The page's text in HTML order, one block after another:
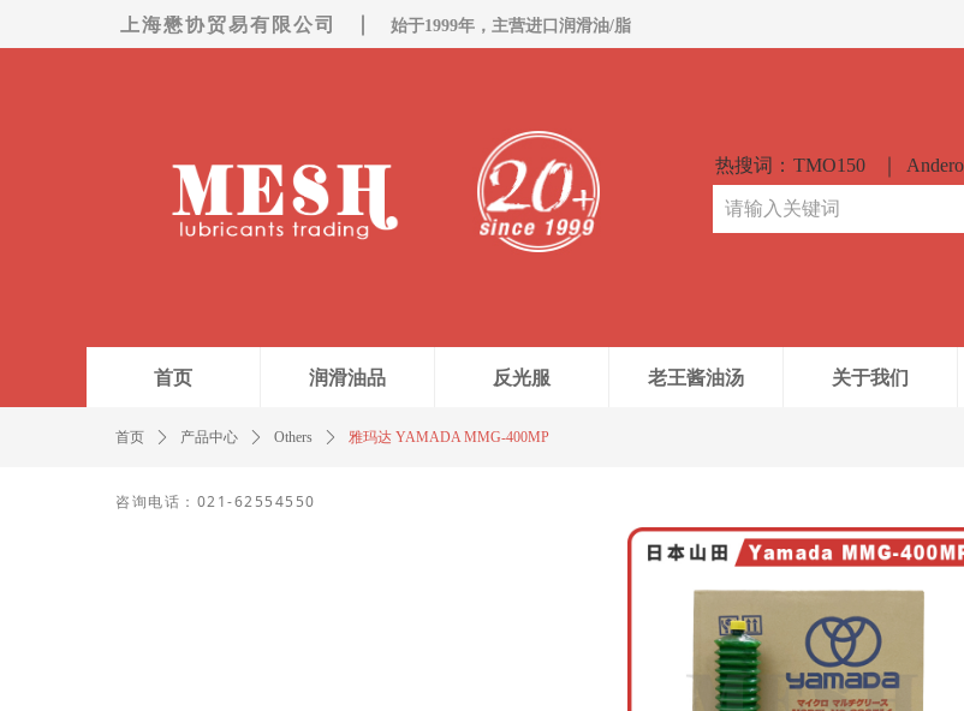
首页 润滑油品 反光服 老王酱油汤 关于我们
热搜词： TMO150
上海懋协贸易有限公司 始于1999年，主营进口润滑油/脂
首页 ꄲ 产品中心 ꄲ Others ꄲ 雅玛达 YAMADA MMG-400MP
咨询电话：021-62554550